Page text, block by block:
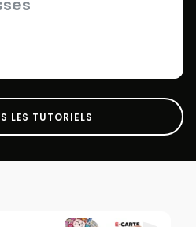
LES TUTORIELS